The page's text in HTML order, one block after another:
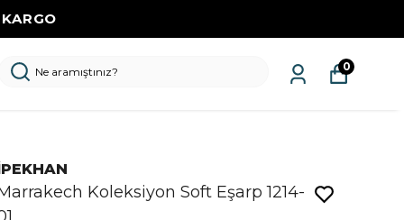
0
Koleksiyon Soft Eşarp 1214-